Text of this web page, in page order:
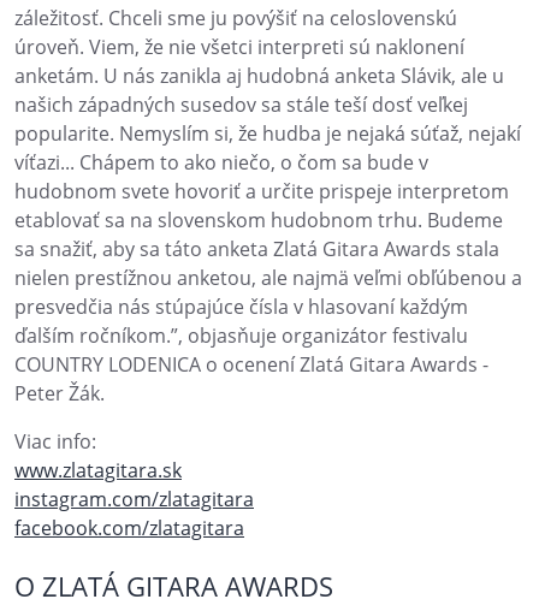
záležitosť. Chceli sme ju povýšiť na celoslovenskú
úroveň. Viem, že nie všetci interpreti sú naklonení
anketám. U nás zanikla aj hudobná anketa Slávik, ale u
našich západných susedov sa stále teší dosť veľkej
popularite. Nemyslím si, že hudba je nejaká súťaž, nejakí
víťazi... Chápem to ako niečo, o čom sa bude v
hudobnom svete hovoriť a určite prispeje interpretom
etablovať sa na slovenskom hudobnom trhu. Budeme
sa snažiť, aby sa táto anketa Zlatá Gitara Awards stala
nielen prestížnou anketou, ale najmä veľmi obľúbenou a
presvedčia nás stúpajúce čísla v hlasovaní každým
ďalším ročníkom.”, objasňuje organizátor festivalu
COUNTRY LODENICA o ocenení Zlatá Gitara Awards -
Peter Žák.
Viac info:
www.zlatagitara.sk
instagram.com/zlatagitara
facebook.com/zlatagitara
O ZLATÁ GITARA AWARDS